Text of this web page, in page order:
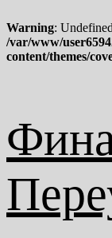
Warning:
/var/www/
content/themes/
к
содержимому